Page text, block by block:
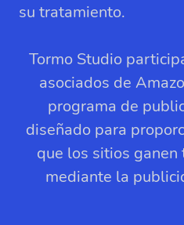
su tratamiento.
Tormo Studio
asociados de
programa de
diseñado para
que los sitios
mediante la